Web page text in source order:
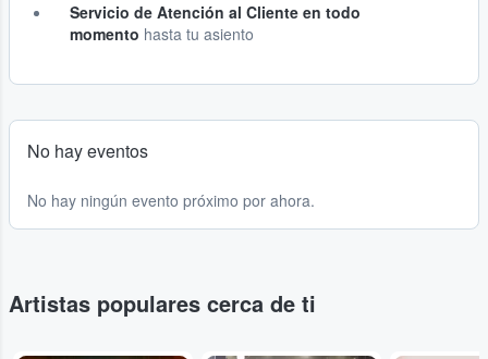
Servicio de Atención al Cliente en todo
momento hasta tu asiento
No hay eventos
No hay ningún evento próximo por ahora.
Artistas populares cerca de ti